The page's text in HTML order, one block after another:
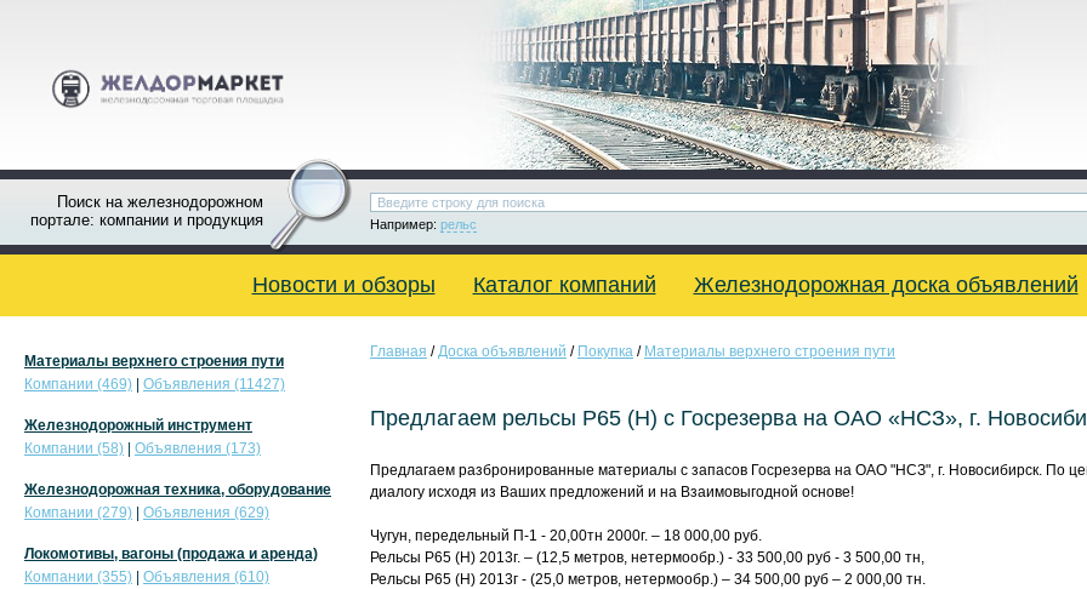
Поиск на железнодорожном
портале: компании и продукция
Например: рельс
Новости и обзоры Каталог компаний Железнодорожная доска объявлений
Главная /Доска объявлений / Покупка / Материалы верхнего строения пути
Предлагаем рельсы Р65 (Н) с Госрезерва на ОАО «НСЗ», г.
Предлагаем разбронированные материалы с запасов Госрезерва на ОАО "НСЗ", г. Новосибирск. По
диалогу исходя из Ваших предложений и на Взаимовыгодной основе!
Чугун, передельный П-1 - 20,00тн 2000г. – 18 000,00 руб.
Рельсы Р65 (Н) 2013г. – (12,5 метров, нетермообр.) - 33 500,00 руб - 3 500,00 тн,
Рельсы Р65 (Н) 2013г - (25,0 метров, нетермообр.) – 34 500,00 руб – 2 000,00 тн.
Материалы верхнего строения пути
Компании (469)
Объявления (11427)
Железнодорожный инструмент
Компании (58)
Объявления (173)
Железнодорожная техника, оборудование
Компании (279)
Объявления (629)
Локомотивы, вагоны (продажа и аренда)
Компании (355)
Объявления (610)